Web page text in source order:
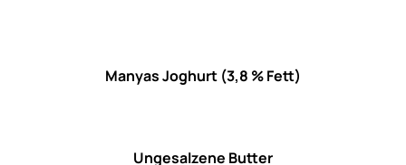
Manyas Joghurt (3,8 % Fett)
Ungesalzene Butter